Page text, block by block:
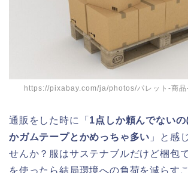
https://pixabay.com/ja/photos/パレット-商
通販をした時に「 1点しか頼んでない
かガムテープとかめっちゃ多い 」と感
せんか？服はサステナブルだけど梱包
を使ったら結局環境への負荷を減らす